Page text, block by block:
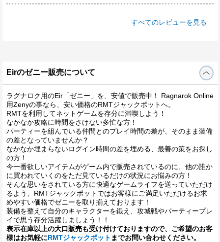
すべてのレビューを見る
Eirのゼニー販売について
ラグナロク用のEir「ゼニー」を、安値で販売中！ Ragnarok Online
用Zenyの事なら、安い価格のRMTジャックポットへ。
RMTを利用してネットゲームを存分に満喫しよう！
なかなか攻略に時間をさけない多忙な方！
パーティーを組んでいる仲間とのプレイ時間の差が、そのまま装備
の差となっていませんか？
なかなか埋まらないログイン時間の差を埋める、最善の策をお探し
の方！
今一番欲しいアイテムがゲーム内で販売されているのに、他の誰か
に買われていくのをただ見ているだけの状況にお悩みの方！
そんな思いをされている方に快適なゲームライフを送っていただけ
るよう、RMTジャックポットではお客様にご満足いただけるお求
めやすい価格でゼニーを取り揃えております！
装備を整えて自分のキャラクターを鍛え、攻城戦やパーティープレ
イで思う存分活躍しましょう！！
表示在庫以上の大口販売も受け付けておりますので、ご希望のお客
様はお気軽にRMTジャックポット までお問い合わせください。